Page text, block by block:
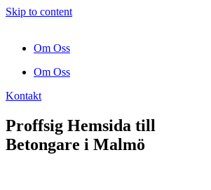
Skip to content
Om Oss
Om Oss
Kontakt
Proffsig Hemsida till
Betongare i Malmö